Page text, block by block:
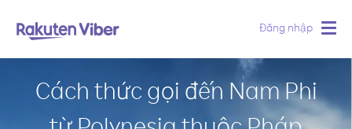
Đăng nhập
Cách thức gọi đến Nam Phi